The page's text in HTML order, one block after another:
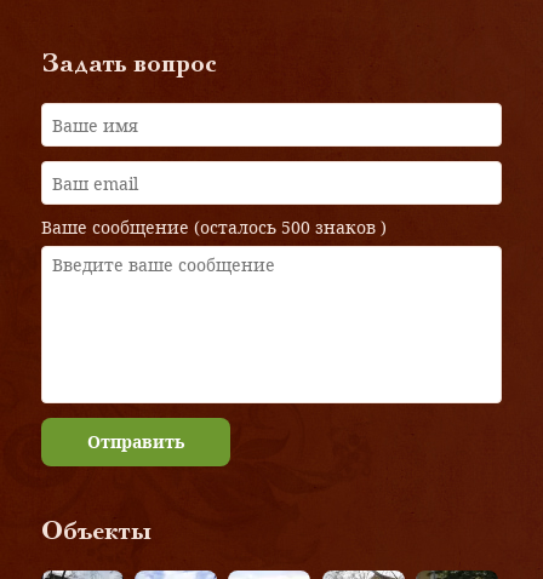
Задать вопрос
Ваше сообщение (осталось 500 знаков )
Отправить
Объекты